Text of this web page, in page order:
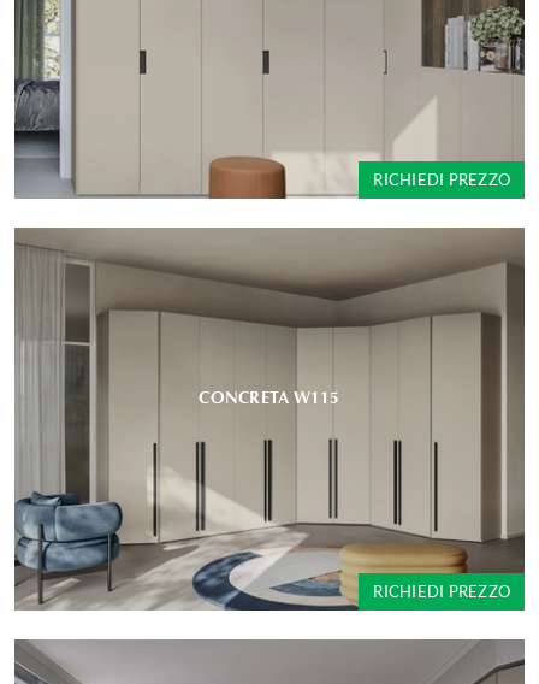
RICHIEDI PREZZO
CONCRETA W115
RICHIEDI PREZZO